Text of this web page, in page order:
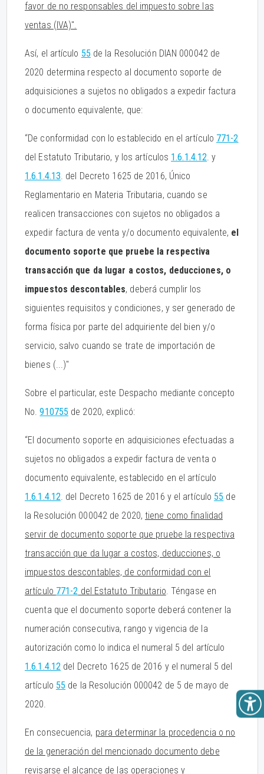
favor de no responsables del impuesto sobre las
ventas (IVA)".
Así, el artículo 55 de la Resolución DIAN 000042 de
2020 determina respecto al documento soporte de
adquisiciones a sujetos no obligados a expedir factura
o documento equivalente, que:
“De conformidad con lo establecido en el artículo 771-2
del Estatuto Tributario, y los artículos 1.6.1.4.12. y
1.6.1.4.13. del Decreto 1625 de 2016, Único
Reglamentario en Materia Tributaria, cuando se
realicen transacciones con sujetos no obligados a
expedir factura de venta y/o documento equivalente, el
documento soporte que pruebe la respectiva
transacción que da lugar a costos, deducciones, o
impuestos descontables, deberá cumplir los
siguientes requisitos y condiciones, y ser generado de
forma física por parte del adquiriente del bien y/o
servicio, salvo cuando se trate de importación de
bienes (...)''
Sobre el particular, este Despacho mediante concepto
No.910755 de 2020, explicó:
“El documento soporte en adquisiciones efectuadas a
sujetos no obligados a expedir factura de venta o
documento equivalente, establecido en el artículo
1.6.1.4.12. del Decreto 1625 de 2016 y el artículo 55 de
la Resolución 000042 de 2020,tiene como finalidad
servir de documento soporte que pruebe la respectiva
transacción que da lugar a costos, deducciones, o
impuestos descontables, de conformidad con el
artículo 771-2 del Estatuto Tributario. Téngase en
cuenta que el documento soporte deberá contener la
numeración consecutiva, rango y vigencia de la
autorización como lo indica el numeral 5 del artículo
1.6.1.4.12 del Decreto 1625 de 2016 y el numeral 5 del
artículo 55 de la Resolución 000042 de 5 de mayo de
2020.
En consecuencia, para determinar la procedencia o no
de la generación del mencionado documento debe
revisarse el alcance de las operaciones y